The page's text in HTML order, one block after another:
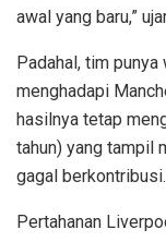
awal yang baru,”
Padahal, tim
menghadapi
hasilnya tetap
tahun) yang tampil
gagal berkontribusi.
Pertahanan